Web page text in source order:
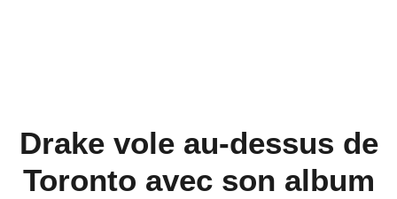
Drake vole au-dessus de
Toronto avec son album